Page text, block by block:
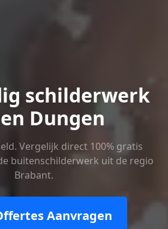
schilderwerk
Dungen
Vergelijk direct 100% gratis
buitenschilderwerk uit de regio
Brabant.
Aanvragen